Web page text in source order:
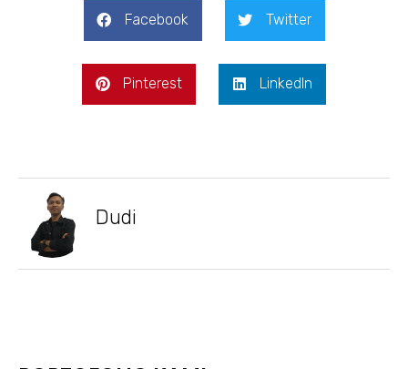
Facebook Twitter
Pinterest LinkedIn
Dudi